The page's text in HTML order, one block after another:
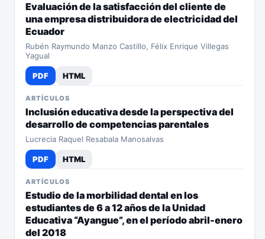
Evaluación de la satisfacción del cliente de
una empresa distribuidora de electricidad del
Ecuador
Rubén Raymundo Manzo Castillo, Félix Enrique Villegas
Yagual
PDF HTML
ARTÍCULOS
Inclusión educativa desde la perspectiva del
desarrollo de competencias parentales
Lucrecia Raquel Resabala Manosalvas
PDF HTML
ARTÍCULOS
Estudio de la morbilidad dental en los
estudiantes de 6 a 12 años de la Unidad
Educativa “Ayangue”, en el período abril-enero
del 2018